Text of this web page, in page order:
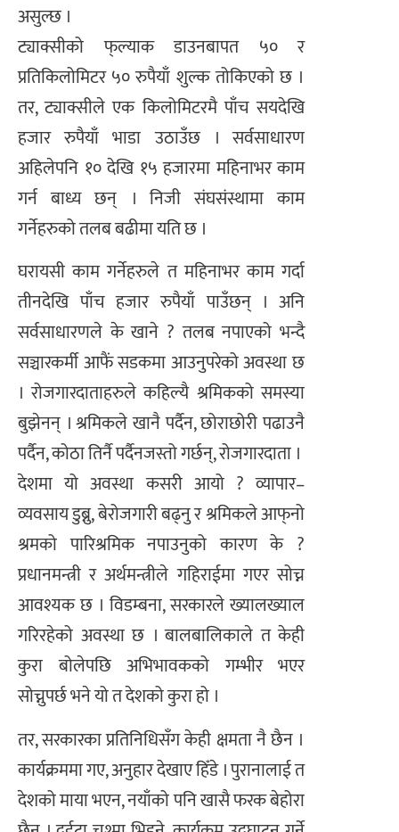
असुल्छ ।
ट्याक्सीको फ्‌ल्याक डाउनबापत ५० र
प्रतिकिलोमिटर ५० रुपैयाँ शुल्क तोकिएको छ ।
तर, ट्याक्सीले एक किलोमिटरमै पाँच सयदेखि
हजार रुपैयाँ भाडा उठाउँछ । सर्वसाधारण
अहिलेपनि १० देखि १५ हजारमा महिनाभर काम
गर्न बाध्य छन् । निजी संघसंस्थामा काम
गर्नेहरुको तलब बढीमा यति छ ।
घरायसी काम गर्नेहरुले त महिनाभर काम गर्दा
तीनदेखि पाँच हजार रुपैयाँ पाउँछन् । अनि
सर्वसाधारणले के खाने ? तलब नपाएको भन्दै
सञ्चारकर्मी आफैं सडकमा आउनुपरेको अवस्था छ
। रोजगारदाताहरुले कहिल्यै श्रमिकको समस्या
बुझेनन् । श्रमिकले खानै पर्दैन, छोराछोरी पढाउनै
पर्दैन, कोठा तिर्नै पर्दैनजस्तो गर्छन्, रोजगारदाता ।
देशमा यो अवस्था कसरी आयो ? व्यापार–
व्यवसाय डुब्नु, बेरोजगारी बढ्नु र श्रमिकले आफ्‌नो
श्रमको पारिश्रमिक नपाउनुको कारण के ?
प्रधानमन्त्री र अर्थमन्त्रीले गहिराईमा गएर सोच्न
आवश्यक छ । विडम्बना, सरकारले ख्यालख्याल
गरिरहेको अवस्था छ । बालबालिकाले त केही
कुरा बोलेपछि अभिभावकको गम्भीर भएर
सोच्नुपर्छ भने यो त देशको कुरा हो ।
तर, सरकारका प्रतिनिधिसँग केही क्षमता नै छैन ।
कार्यक्रममा गए, अनुहार देखाए हिँडे । पुरानालाई त
देशको माया भएन, नयाँको पनि खासै फरक बेहोरा